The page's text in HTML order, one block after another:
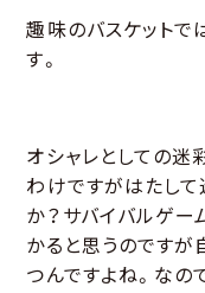
趣味のバスケットで
す。
オシャレとしての迷
わけですがはたし
か？サバイバルゲ
かると思うのです
つんですよね。な